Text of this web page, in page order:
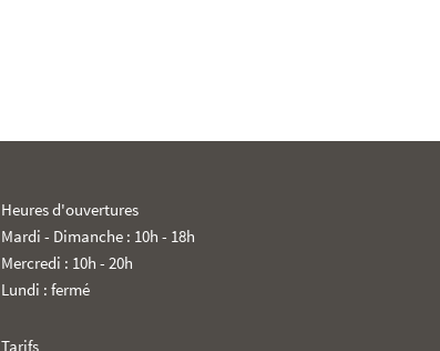
Heures d'ouvertures
Mardi - Dimanche : 10h - 18h
Mercredi : 10h - 20h
Lundi : fermé
Tarifs